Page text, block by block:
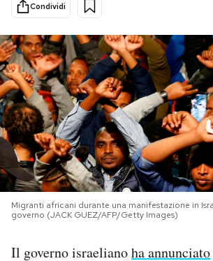
Sport
PODCAST
NEWSLETTER
I MIEI PREFERITI
SHOP
CALENDARIO
Condividi
Migranti africani durante una manifestazione in
governo (JACK GUEZ/AFP/Getty Images)
Il governo israelianoha annunciato